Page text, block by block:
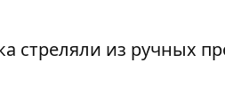
стреляли из ручных